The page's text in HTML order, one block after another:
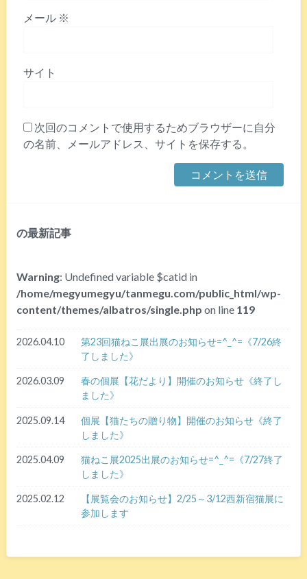
メール ※
サイト
次回のコメントで使用するためブラウザーに自分
の名前、メールアドレス、サイトを保存する。
の最新記事
Warning: Undefined variable $catid in
/home/megyumegyu/tanmegu.com/public_html/wp-
content/themes/albatros/single.php on line 119
2026.04.10
第23回猫ねこ展出展のお知らせ=^_^=《7/26終
了しました》
2026.03.09
春の個展【花だより】開催のお知らせ《終了し
ました》
2025.09.14
個展【猫たちの贈り物】開催のお知らせ《終了
しました》
2025.04.09
猫ねこ展2025出展のお知らせ=^_^=《7/27終了
しました》
2025.02.12
【展覧会のお知らせ】2/25～3/12西新宿猫展に
参加します